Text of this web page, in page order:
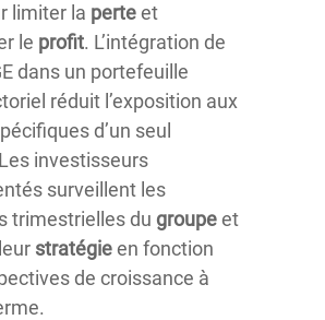
limiter la perteet
le profit. L’intégration de
dans un portefeuille
réduit l’exposition aux
d’un seul
investisseurs
surveillent les
trimestrielles du groupeet
stratégieen fonction
de croissance à